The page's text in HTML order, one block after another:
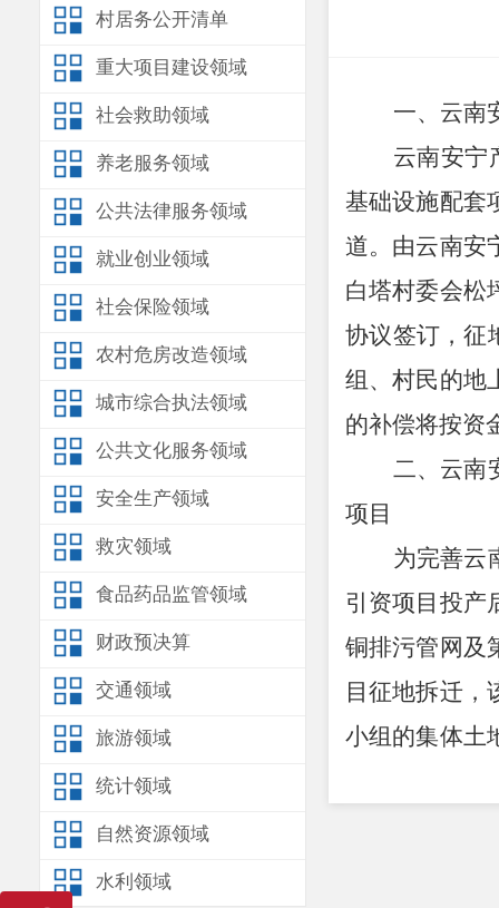
村居务公开清单
重大项目建设领域
社会救助领域
养老服务领域
公共法律服务领域
就业创业领域
社会保险领域
农村危房改造领域
城市综合执法领域
公共文化服务领域
安全生产领域
救灾领域
食品药品监管领域
财政预决算
交通领域
旅游领域
统计领域
自然资源领域
水利领域
一、 云南
云南安宁
基础设施配套
道。由云南安
白塔村委会松
协议签订，征
组、村民的地
的补偿将按资
二、 云南
项目
为完善云
引资项目投产
铜排污管网及
目征地拆迁，
小组的集体土